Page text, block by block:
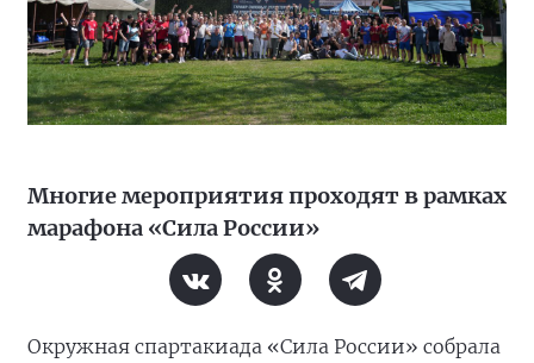
Многие мероприятия проходят в рамках
марафона «Сила России»
Окружная спартакиада «Сила России» собрала